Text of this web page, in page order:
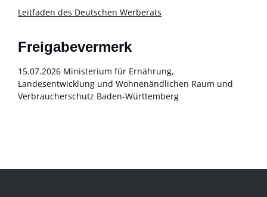
Leitfaden des Deutschen Werberats
Freigabevermerk
15.07.2026 Ministerium für Ernährung,
Landesentwicklung und Wohnenändlichen Raum und
Verbraucherschutz Baden-Württemberg